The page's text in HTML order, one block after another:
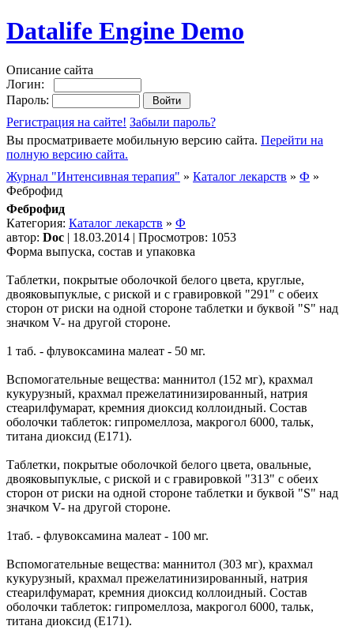
Datalife Engine Demo
Описание сайта
Логин:
Пароль:
Регистрация на сайте! Забыли пароль?
Вы просматриваете мобильную версию сайта. Перейти на
полную версию сайта.
Журнал "Интенсивная терапия" » Каталог лекарств » Ф »
Феброфид
Феброфид
Категория: Каталог лекарств » Ф
автор: Doc | 18.03.2014 | Просмотров: 1053
Форма выпуска, состав и упаковка
Таблетки, покрытые оболочкой белого цвета, круглые,
двояковыпуклые, с риской и с гравировкой "291" с обеих
сторон от риски на одной стороне таблетки и буквой "S" над
значком V- на другой стороне.
1 таб. - флувоксамина малеат - 50 мг.
Вспомогательные вещества: маннитол (152 мг), крахмал
кукурузный, крахмал прежелатинизированный, натрия
стеарилфумарат, кремния диоксид коллоидный. Состав
оболочки таблеток: гипромеллоза, макрогол 6000, тальк,
титана диоксид (Е171).
Таблетки, покрытые оболочкой белого цвета, овальные,
двояковыпуклые, с риской и с гравировкой "313" с обеих
сторон от риски на одной стороне таблетки и буквой "S" над
значком V- на другой стороне.
1таб. - флувоксамина малеат - 100 мг.
Вспомогательные вещества: маннитол (303 мг), крахмал
кукурузный, крахмал прежелатинизированный, натрия
стеарилфумарат, кремния диоксид коллоидный. Состав
оболочки таблеток: гипромеллоза, макрогол 6000, тальк,
титана диоксид (Е171).